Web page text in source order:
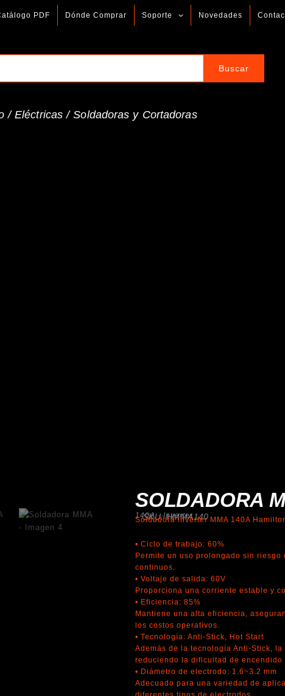
PDF Dónde Comprar Soporte Novedades
/Eléctricas /Soldadoras y Cortadoras
SOLDADORA
SKU: HMMA140
140A · Inverter
Soldadora inverter MMA 140A
• Ciclo de trabajo: 60%
Permite un uso prolongado sin
continuos.
• Voltaje de salida: 60V
Proporciona una corriente estable y
• Eficiencia: 85%
Mantiene una alta eficiencia,
los costos operativos.
• Tecnología: Anti-Stick, Hot Start
Además de la tecnología Anti-Stick,
reduciendo la dificultad de
• Diámetro de electrodo: 1.6~3.2 mm
Adecuado para una variedad de